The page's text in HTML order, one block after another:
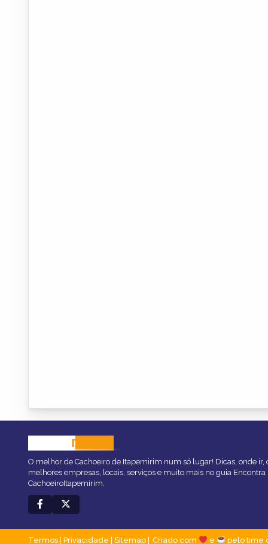
ITAPEMIRIM
O melhor de Cachoeiro de Itapemirim num só lugar! Dicas, onde ir,
melhores empresas, locais, serviços e muito mais no guia Encontra
CachoeiroItapemirim.
Termos | Privacidade | Sitemap Criado com e pelo time